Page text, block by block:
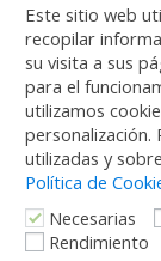
Este sitio web
recopilar
su visita a sus
para el
utilizamos
personalización.
utilizadas y
Política de
Necesarias
Rendimiento